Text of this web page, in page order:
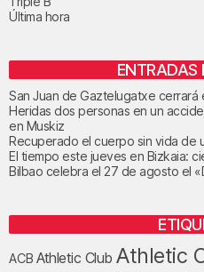
Última hora
ENTRADAS
San Juan de Gaztelugatxe cerrará
Heridas dos personas en un
en Muskiz
Recuperado el cuerpo sin vida de
El tiempo este jueves en Bizkaia:
Bilbao celebra el 27 de agosto el
ACB Athletic Club Athletic